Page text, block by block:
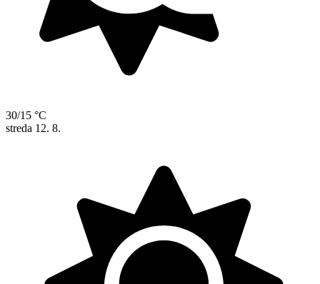
30/15 °C
streda 12. 8.